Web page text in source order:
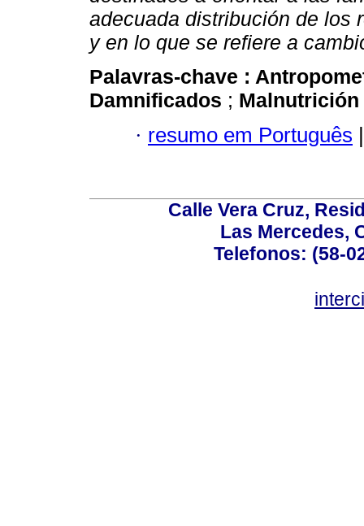
adecuada distribución de los
y en lo que se refiere a
Palavras-chave :
Damnificados ; Malnutrición
· resumo em Português |
Calle Vera Cruz,
Las Mercedes,
Telefonos: (58-